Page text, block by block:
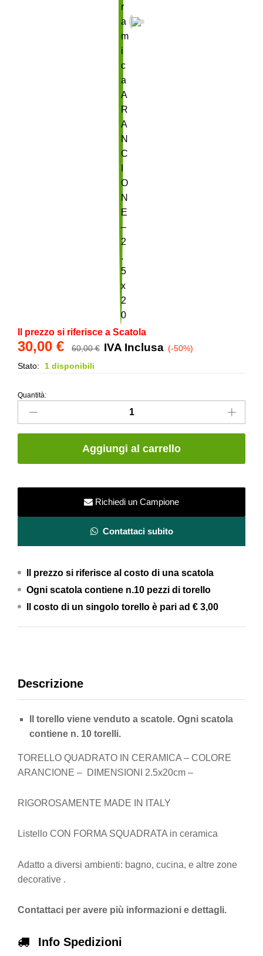
Il prezzo si riferisce a Scatola
30,00 € 60,00€ IVA Inclusa (-50%)
Stato:
1 disponibili
Torello
quadrato
2.5x20
Quantità:
Aggiungi al carrello
Richiedi un Campione
Contattaci subito
Il prezzo si riferisce al costo di una scatola
Ogni scatola contiene n.10 pezzi di torello
Il costo di un singolo torello è pari ad € 3,00
Descrizione
Il torello viene venduto a scatole. Ogni scatola
contiene n. 10 torelli.
TORELLO QUADRATO IN CERAMICA – COLORE
ARANCIONE – DIMENSIONI 2.5x20cm –
RIGOROSAMENTE MADE IN ITALY
Listello CON FORMA SQUADRATA in ceramica
Adatto a diversi ambienti: bagno, cucina, e altre zone
decorative .
Contattaci per avere più informazioni e dettagli.
Info Spedizioni